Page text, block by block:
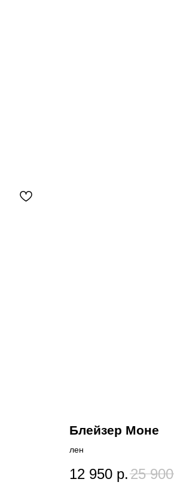
Блейзер Моне
лен
12 950 р.25 900